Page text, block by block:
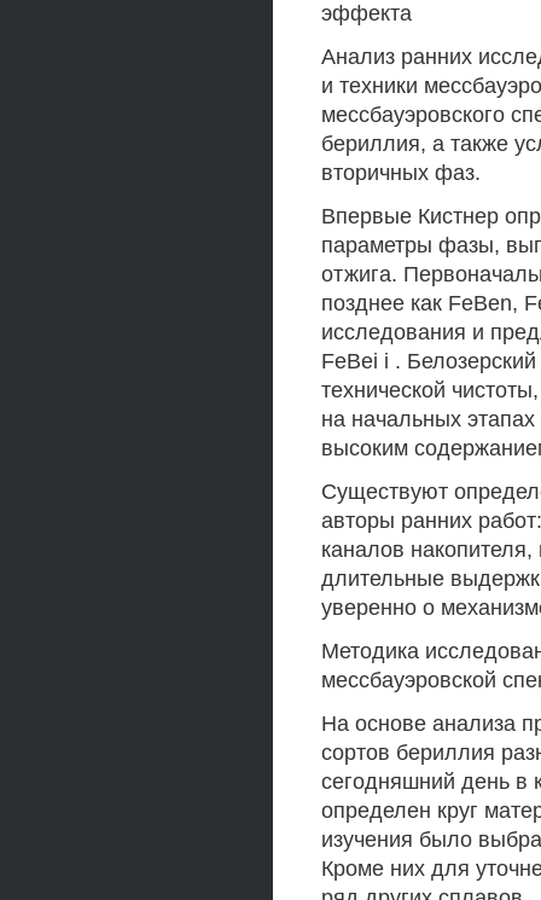
эффекта
Анализ ранних
и техники
мессбауэровского
бериллия, а также
вторичных фаз.
Впервые Кистнер
параметры фазы,
отжига.
позднее как FeBen,
исследования и
FeBei i .
технической
на начальных
высоким
Существуют
авторы ранних
каналов
длительные
уверенно о
Методика
мессбауэровской
На основе анализа
сортов бериллия
сегодняшний день в
определен круг
изучения было
Кроме них для